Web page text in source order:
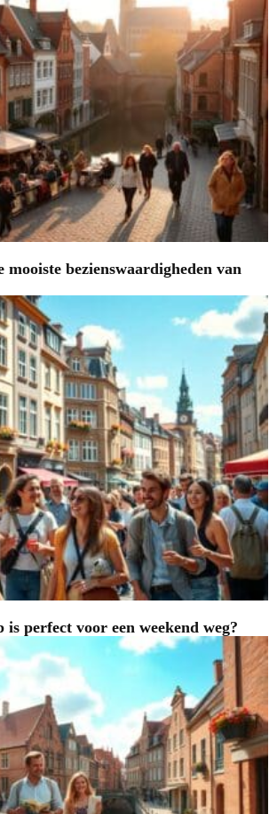
mooiste bezienswaardigheden van
is perfect voor een weekend weg?